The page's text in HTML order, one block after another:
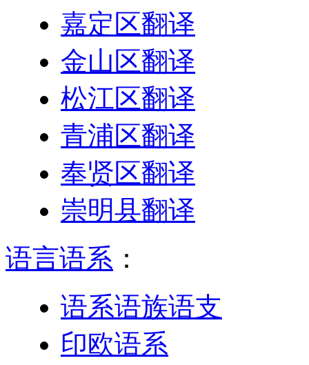
嘉定区翻译
金山区翻译
松江区翻译
青浦区翻译
奉贤区翻译
崇明县翻译
语言语系 ：
语系语族语支
印欧语系